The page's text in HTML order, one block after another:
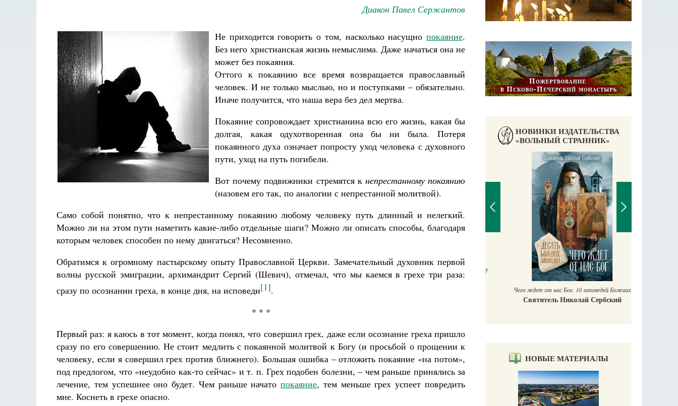
Диакон Павел Сержантов
Не приходится говорить о том, насколько насущно покаяние.
Без него христианская жизнь немыслима. Даже начаться она не
может без покаяния.
Оттого к покаянию все время возвращается православный
человек. И не только мыслью, но и поступками – обязательно.
Иначе получится, что наша вера без дел мертва.
Покаяние сопровождает христианина всю его жизнь, какая бы
долгая, какая одухотворенная она бы ни была. Потеря
покаянного духа означает попросту уход человека с духовного
пути, уход на путь погибели.
Вот почему подвижники стремятся к непрестанному покаянию
(назовем его так, по аналогии с непрестанной молитвой).
Само собой понятно, что к непрестанному покаянию любому человеку путь длинный и нелегкий.
Можно ли на этом пути наметить какие-либо отдельные шаги? Можно ли описать способы, благодаря
которым человек способен по нему двигаться? Несомненно.
Обратимся к огромному пастырскому опыту Православной Церкви. Замечательный духовник первой
волны русской эмиграции, архимандрит Сергий (Шевич), отмечал, что мы каемся в грехе три раза:
сразу по осознании греха, в конце дня, на исповеди[1].
* * *
Первый раз: я каюсь в тот момент, когда понял, что совершил грех, даже если осознание греха пришло
сразу по его совершению. Не стоит медлить с покаянной молитвой к Богу (и просьбой о прощении к
человеку, если я совершил грех против ближнего). Большая ошибка – отложить покаяние «на потом»,
под предлогом, что «неудобно как-то сейчас» и т. п. Грех подобен болезни, – чем раньше принялись за
лечение, тем успешнее оно будет. Чем раньше начатопокаяние, тем меньше грех успеет повредить
мне. Коснеть в грехе опасно.
НОВИНКИ ИЗДАТЕЛЬСТВА
«ВОЛЬНЫЙ СТРАННИК»
Разлуки не будет
Фредерика де Грааф Как найти своё место в жизни
Великомученик Георгий Победоносец. Научись у
святого
Чего ждет от нас Бог. 10 заповедей Божиих
Святитель Николай Сербский
НОВЫЕ МАТЕРИАЛЫ